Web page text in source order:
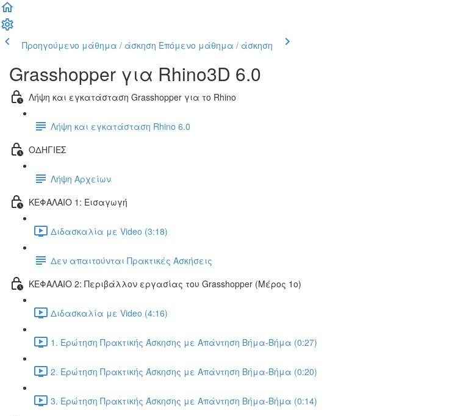
Προηγούμενο μάθημα / άσκηση Επόμενο μάθημα / άσκηση
Grasshopper για Rhino3D 6.0
Λήψη και εγκατάσταση Grasshopper για το Rhino
Λήψη και εγκατάσταση Rhino 6.0
ΟΔΗΓΙΕΣ
Λήψη Αρχείων
ΚΕΦΑΛΑΙΟ 1: Εισαγωγή
Διδασκαλία με Video (3:18)
Δεν απαιτούνται Πρακτικές Ασκήσεις
ΚΕΦΑΛΑΙΟ 2: Περιβάλλον εργασίας του Grasshopper (Μέρος 1ο)
Διδασκαλία με Video (4:16)
1. Ερώτηση Πρακτικής Άσκησης με Απάντηση Βήμα-Βήμα (0:27)
2. Ερώτηση Πρακτικής Άσκησης με Απάντηση Βήμα-Βήμα (0:20)
3. Ερώτηση Πρακτικής Άσκησης με Απάντηση Βήμα-Βήμα (0:14)